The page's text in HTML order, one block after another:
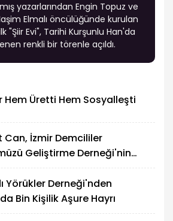
yazarlarından Engin Topuz ve
Elmalı öncülüğünde kurulan
"Şiir Evi", Tarihi Kurşunlu Han'da
renkli bir törenle açıldı.
Hem Üretti Hem Sosyalleşti
Can, İzmir Demcililer
Geliştirme Derneği'nin
Yörükler Derneği'nden
Bin Kişilik Aşure Hayrı